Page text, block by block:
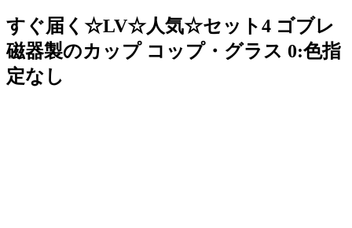
すぐ届く☆LV☆人気☆セット4 ゴブレ
磁器製のカップ コップ・グラス 0:色指
定なし